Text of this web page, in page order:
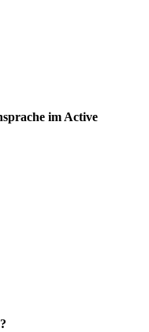
im Active